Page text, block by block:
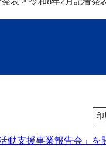
印
支援事業報告会」を